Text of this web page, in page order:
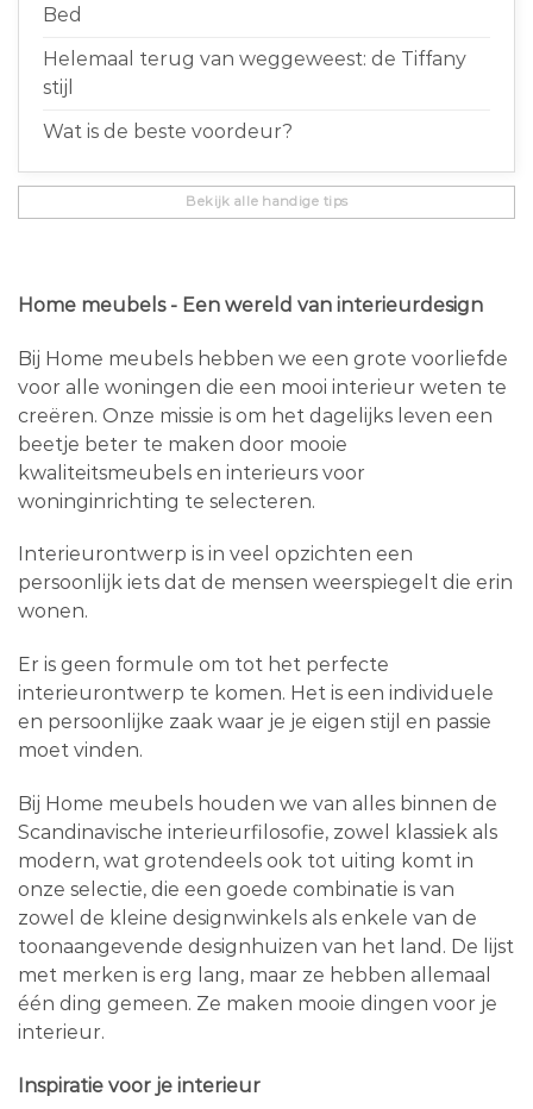
Bed
Helemaal terug van weggeweest: de Tiffany
stijl
Wat is de beste voordeur?
Bekijk alle handige tips
Home meubels - Een wereld van interieurdesign
Bij Home meubels hebben we een grote voorliefde
voor alle woningen die een mooi interieur weten te
creëren. Onze missie is om het dagelijks leven een
beetje beter te maken door mooie
kwaliteitsmeubels en interieurs voor
woninginrichting te selecteren.
Interieurontwerp is in veel opzichten een
persoonlijk iets dat de mensen weerspiegelt die erin
wonen.
Er is geen formule om tot het perfecte
interieurontwerp te komen. Het is een individuele
en persoonlijke zaak waar je je eigen stijl en passie
moet vinden.
Bij Home meubels houden we van alles binnen de
Scandinavische interieurfilosofie, zowel klassiek als
modern, wat grotendeels ook tot uiting komt in
onze selectie, die een goede combinatie is van
zowel de kleine designwinkels als enkele van de
toonaangevende designhuizen van het land. De lijst
met merken is erg lang, maar ze hebben allemaal
één ding gemeen. Ze maken mooie dingen voor je
interieur.
Inspiratie voor je interieur